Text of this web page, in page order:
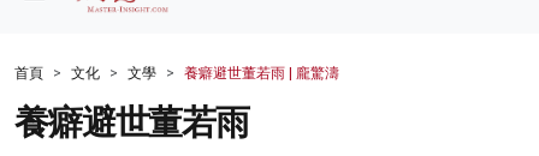
財經
生活
首頁 文化 文學 養癖避世董若雨 | 龐驚濤
養癖避世董若雨